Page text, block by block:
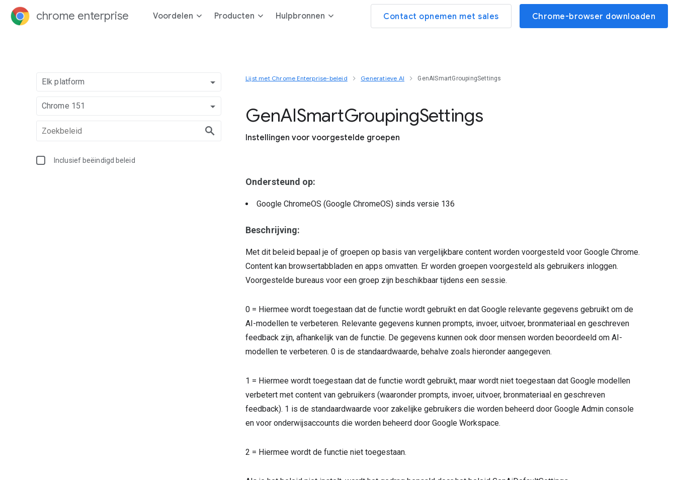
chrome enterprise Voordelen Producten Hulpbronnen Contact opnemen met sales Chrome-browser downloaden
Elk platform
Chrome 151
Inclusief beëindigd beleid
Lijst met Chrome Enterprise-beleid Generatieve AI GenAISmartGroupingSettings
GenAISmartGroupingSettings
Instellingen voor voorgestelde groepen
Ondersteund op:
Google ChromeOS (Google ChromeOS) sinds versie 136
Beschrijving:
Met dit beleid bepaal je of groepen op basis van vergelijkbare content worden voorgesteld voor Google Chrome.
Content kan browsertabbladen en apps omvatten. Er worden groepen voorgesteld als gebruikers inloggen.
Voorgestelde bureaus voor een groep zijn beschikbaar tijdens een sessie.
0 = Hiermee wordt toegestaan dat de functie wordt gebruikt en dat Google relevante gegevens gebruikt om de
AI-modellen te verbeteren. Relevante gegevens kunnen prompts, invoer, uitvoer, bronmateriaal en geschreven
feedback zijn, afhankelijk van de functie. De gegevens kunnen ook door mensen worden beoordeeld om AI-
modellen te verbeteren. 0 is de standaardwaarde, behalve zoals hieronder aangegeven.
1 = Hiermee wordt toegestaan dat de functie wordt gebruikt, maar wordt niet toegestaan dat Google modellen
verbetert met content van gebruikers (waaronder prompts, invoer, uitvoer, bronmateriaal en geschreven
feedback). 1 is de standaardwaarde voor zakelijke gebruikers die worden beheerd door Google Admin console
en voor onderwijsaccounts die worden beheerd door Google Workspace.
2 = Hiermee wordt de functie niet toegestaan.